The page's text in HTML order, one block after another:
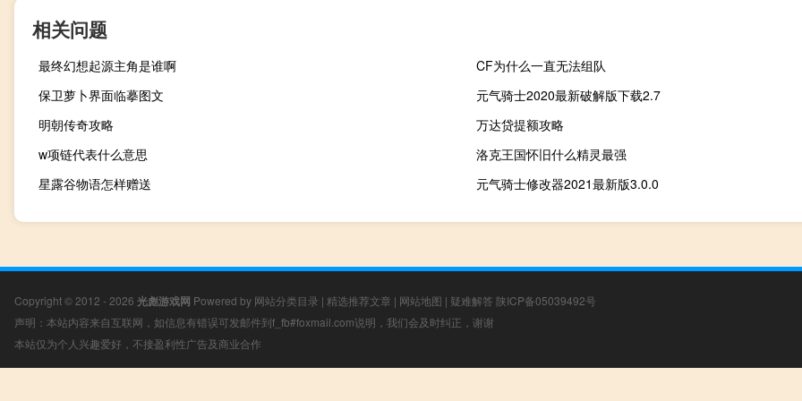
相关问题
最终幻想起源主角是谁啊
CF为什么一直无法组队
保卫萝卜界面临摹图文
元气骑士2020最新破解版下载2.7
明朝传奇攻略
万达贷提额攻略
w项链代表什么意思
洛克王国怀旧什么精灵最强
星露谷物语怎样赠送
元气骑士修改器2021最新版3.0.0
Copyright © 2012 - 2026 光彪游戏网 Powered by 网站分类目录 | 精选推荐文章 | 网站地图 | 疑难解答 陕ICP备05039492号
声明：本站内容来自互联网，如信息有错误可发邮件到f_fb#foxmail.com说明，我们会及时纠正，谢谢
本站仅为个人兴趣爱好，不接盈利性广告及商业合作